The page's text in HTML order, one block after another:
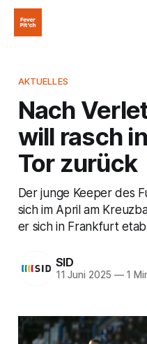
AKTUELLES
Nach
will rasch
Tor zurück
Der junge Keeper des
sich im April am
er sich in Frankfurt
SID
11 Juni 2025 —1